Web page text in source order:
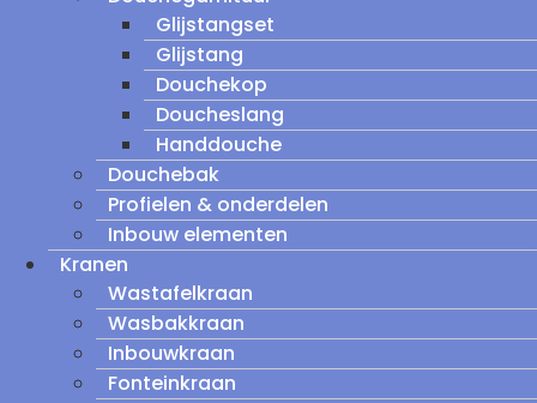
Glijstangset
Glijstang
Douchekop
Doucheslang
Handdouche
Douchebak
Profielen & onderdelen
Inbouw elementen
Kranen
Wastafelkraan
Wasbakkraan
Inbouwkraan
Fonteinkraan